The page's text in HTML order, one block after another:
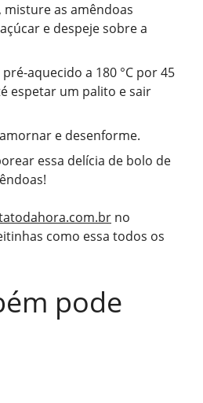
misture as amêndoas
e despeje sobre a
aquecido a 180 °C por 45
espetar um palito e sair
e desenforme.
essa delícia de bolo de
no
como essa todos os
pode